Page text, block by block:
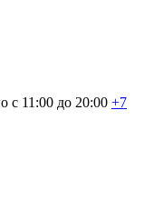
с 11:00 до 20:00 +7